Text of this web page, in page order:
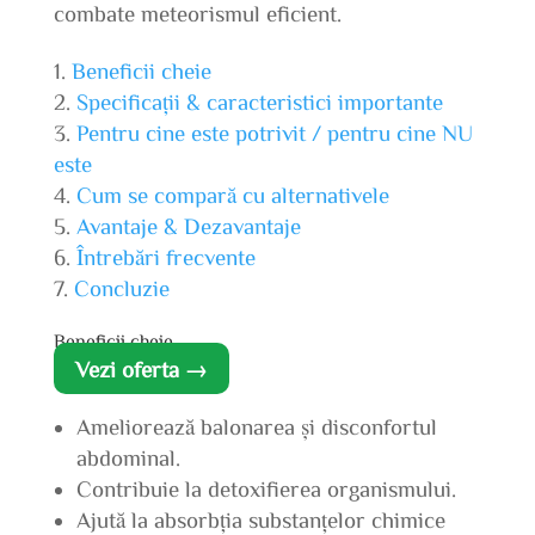
combate meteorismul eficient.
Beneficii cheie
Specificații & caracteristici importante
Pentru cine este potrivit / pentru cine NU
este
Cum se compară cu alternativele
Avantaje & Dezavantaje
Întrebări frecvente
Concluzie
Beneficii cheie
Vezi oferta →
Ameliorează balonarea și disconfortul
abdominal.
Contribuie la detoxifierea organismului.
Ajută la absorbția substanțelor chimice